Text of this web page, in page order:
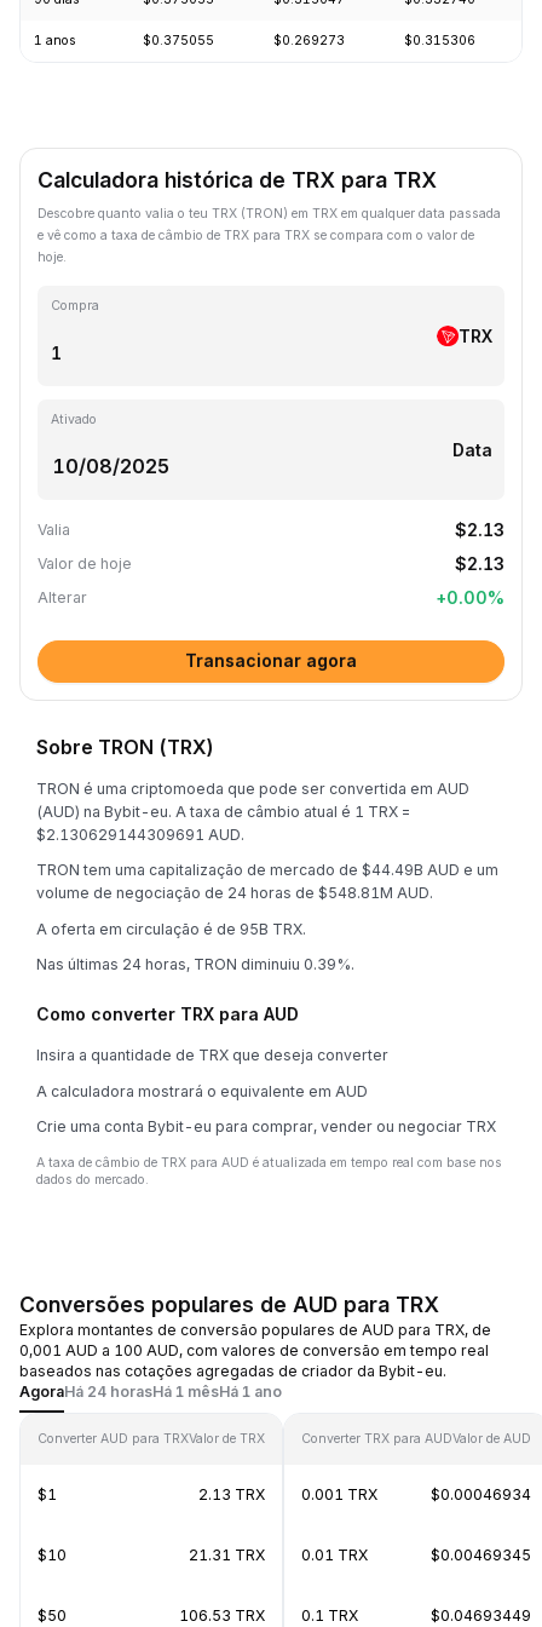
1 anos $0.375055 $0.269273 $0.315306
Calculadora histórica de TRX para TRX
Descobre quanto valia o teu TRX (TRON) em TRX em qualquer data passada
e vê como a taxa de câmbio de TRX para TRX se compara com o valor de
hoje.
Compra
TRX
Ativado
Data
Valia $2.13
Valor de hoje $2.13
Alterar +0.00%
Transacionar agora
Sobre TRON (TRX)
TRON é uma criptomoeda que pode ser convertida em AUD
(AUD) na Bybit-eu. A taxa de câmbio atual é 1 TRX =
$2.130629144309691 AUD.
TRON tem uma capitalização de mercado de $44.49B AUD e um
volume de negociação de 24 horas de $548.81M AUD.
A oferta em circulação é de 95B TRX.
Nas últimas 24 horas, TRON diminuiu 0.39%.
Como converter TRX para AUD
Insira a quantidade de TRX que deseja converter
A calculadora mostrará o equivalente em AUD
Crie uma conta Bybit-eu para comprar, vender ou negociar TRX
A taxa de câmbio de TRX para AUD é atualizada em tempo real com base nos
dados do mercado.
Conversões populares de AUD para TRX
Explora montantes de conversão populares de AUD para TRX, de
0,001 AUD a 100 AUD, com valores de conversão em tempo real
baseados nas cotações agregadas de criador da Bybit-eu.
AgoraHá 24 horasHá 1 mêsHá 1 ano
Converter AUD para TRXValor de TRX
$1 2.13 TRX
$10 21.31 TRX
$50 106.53 TRX
Converter TRX para AUDValor de AUD
0.001 TRX $0.00046934
0.01 TRX $0.00469345
0.1 TRX $0.04693449